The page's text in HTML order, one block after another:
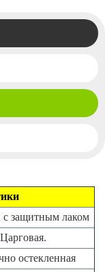
защитным лаком
Царговая.
остекленная